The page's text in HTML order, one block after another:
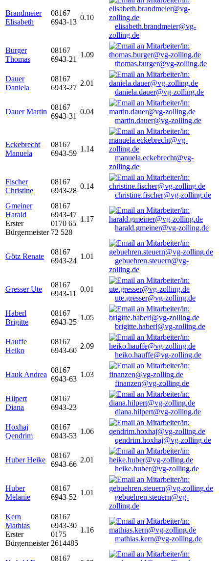
Brandmeier
Elisabeth
08167
6943-13
0.10
elisabeth.brandmeier@vg-
zolling.de
Burger
Thomas
08167
6943-21
1.09
thomas.burger@vg-zolling.de
Dauer
Daniela
08167
6943-27
2.01
daniela.dauer@vg-zolling.de
Dauer Martin
08167
6943-31
0.04
martin.dauer@vg-zolling.de
Eckebrecht
Manuela
08167
6943-59
1.14
manuela.eckebrecht@vg-
zolling.de
Fischer
Christine
08167
6943-28
0.14
christine.fischer@vg-zolling.de
Gmeiner
Harald
Erster
Bürgermeister
08167
6943-47
0170 65
72 528
1.17
harald.gmeiner@vg-zolling.de
Götz Renate
08167
6943-24
1.01
gebuehren.steuern@vg-
zolling.de
Gresser Ute
08167
6943-11
0.01
ute.gresser@vg-zolling.de
Haberl
Brigitte
08167
6943-25
1.05
brigitte.haberl@vg-zolling.de
Hauffe
Heiko
08167
6943-60
2.09
heiko.hauffe@vg-zolling.de
Hauk Andrea
08167
6943-63
1.03
finanzen@vg-zolling.de
Hilpert
Diana
08167
6943-23
diana.hilpert@vg-zolling.de
Hoxhaj
Qendrim
08167
6943-53
1.06
qendrim.hoxhaj@vg-zolling.de
Huber Heike
08167
6943-66
2.01
heike.huber@vg-zolling.de
Huber
Melanie
08167
6943-52
1.01
gebuehren.steuern@vg-
zolling.de
Kern
Mathias
Erster
Bürgermeister
08167
6943-30
0175
2614485
1.16
mathias.kern@vg-zolling.de
08167